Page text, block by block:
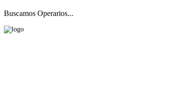
Buscamos Operarios...